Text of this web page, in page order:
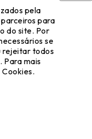
pela
parceiros para
do site. Por
se
rejeitar todos
Para mais